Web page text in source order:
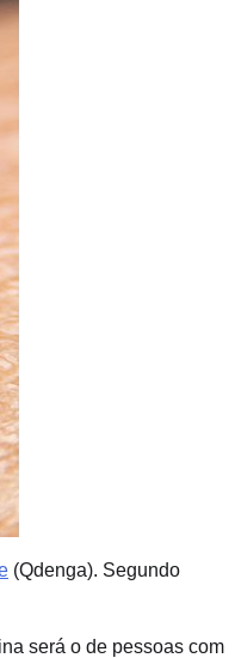
(Qdenga). Segundo
será o de pessoas com